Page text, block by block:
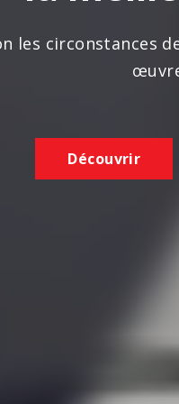
les circonstances
Découvrir